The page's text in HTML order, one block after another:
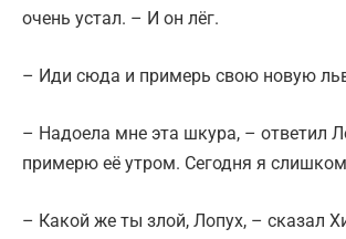
очень устал. – И он лёг.
– Иди сюда и примерь свою новую
– Надоела мне эта шкура, – ответил
примерю её утром. Сегодня я
– Какой же ты злой, Лопух, – сказал